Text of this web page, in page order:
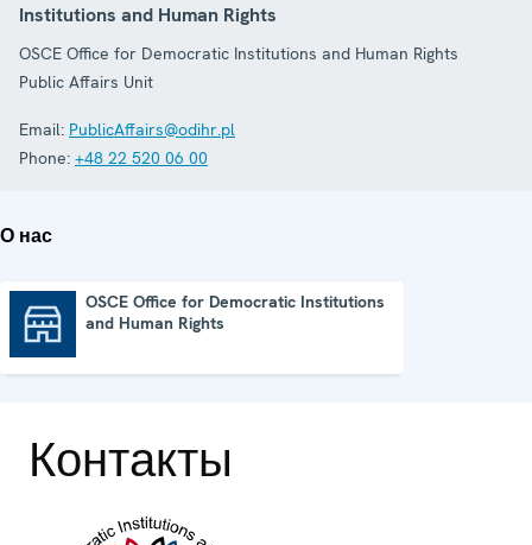
Institutions and Human Rights
OSCE Office for Democratic Institutions and Human Rights
Public Affairs Unit
Email: PublicAffairs@odihr.pl
Phone: +48 22 520 06 00
О нас
OSCE Office for Democratic Institutions
and Human Rights
Контакты